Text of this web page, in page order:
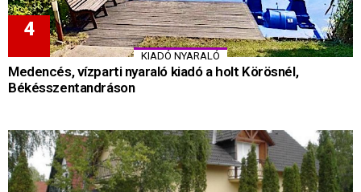
KIADÓ NYARALÓ
Medencés, vízparti nyaraló kiadó a holt Körösnél,
Békésszentandráson